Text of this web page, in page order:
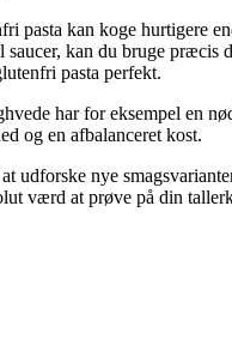
kan koge hurtigere
kan du bruge præcis
pasta perfekt.
har for eksempel en
og en afbalanceret kost.
nye
værd at prøve på din